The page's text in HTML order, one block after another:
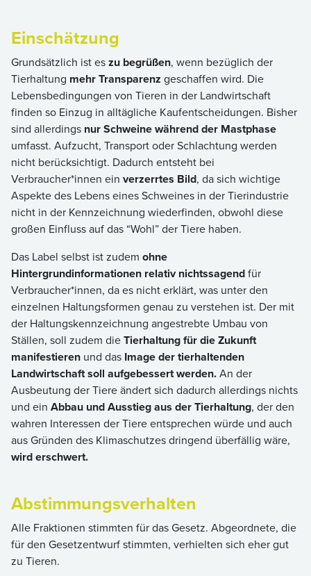
Einschätzung
Grundsätzlich ist eszu begrüßen, wenn bezüglich der
Tierhaltung mehr Transparenz geschaffen wird. Die
Lebensbedingungen von Tieren in der Landwirtschaft
finden so Einzug in alltägliche Kaufentscheidungen. Bisher
sind allerdings nur Schweine während der Mastphase
umfasst. Aufzucht, Transport oder Schlachtung werden
nicht berücksichtigt. Dadurch entsteht bei
Verbraucher*innen ein verzerrtes Bild, da sich wichtige
Aspekte des Lebens eines Schweines in der Tierindustrie
nicht in der Kennzeichnung wiederfinden, obwohl diese
großen Einfluss auf das “Wohl” der Tiere haben.
Das Label selbst ist zudem ohne
Hintergrundinformationen relativ nichtssagendfür
Verbraucher*innen, da es nicht erklärt, was unter den
einzelnen Haltungsformen genau zu verstehen ist. Der mit
der Haltungskennzeichnung angestrebte Umbau von
Ställen, soll zudem dieTierhaltung für die Zukunft
manifestieren und das Image der tierhaltenden
Landwirtschaft soll aufgebessert werden.An der
Ausbeutung der Tiere ändert sich dadurch allerdings nichts
und ein Abbau und Ausstieg aus der Tierhaltung, der den
wahren Interessen der Tiere entsprechen würde und auch
aus Gründen des Klimaschutzes dringend überfällig wäre,
wird erschwert.
Abstimmungsverhalten
Alle Fraktionen stimmten für das Gesetz. Abgeordnete, die
für den Gesetzentwurf stimmten, verhielten sich eher gut
zu Tieren.